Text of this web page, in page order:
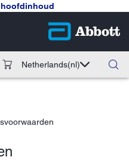
hoofdinhoud
Netherlands(nl)